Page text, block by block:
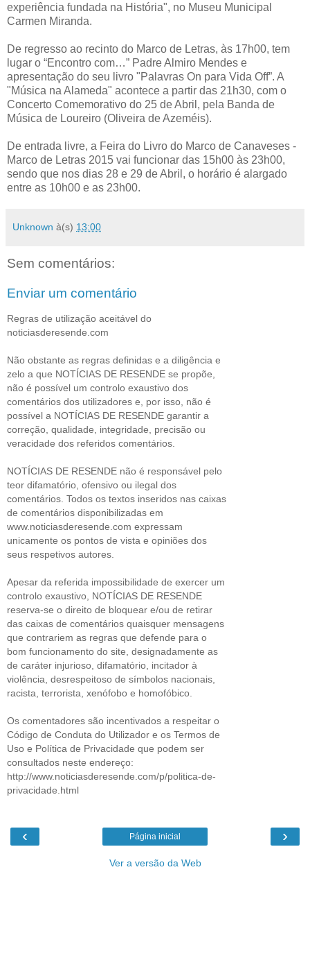
experiência fundada na História", no Museu Municipal
Carmen Miranda.
De regresso ao recinto do Marco de Letras, às 17h00, tem
lugar o “Encontro com…” Padre Almiro Mendes e
apresentação do seu livro "Palavras On para Vida Off”. A
"Música na Alameda" acontece a partir das 21h30, com o
Concerto Comemorativo do 25 de Abril, pela Banda de
Música de Loureiro (Oliveira de Azeméis).
De entrada livre, a Feira do Livro do Marco de Canaveses -
Marco de Letras 2015 vai funcionar das 15h00 às 23h00,
sendo que nos dias 28 e 29 de Abril, o horário é alargado
entre as 10h00 e as 23h00.
Unknown à(s) 13:00
Sem comentários:
Enviar um comentário
Regras de utilização aceitável do
noticiasderesende.com
Não obstante as regras definidas e a diligência e
zelo a que NOTÍCIAS DE RESENDE se propõe,
não é possível um controlo exaustivo dos
comentários dos utilizadores e, por isso, não é
possível a NOTÍCIAS DE RESENDE garantir a
correção, qualidade, integridade, precisão ou
veracidade dos referidos comentários.
NOTÍCIAS DE RESENDE não é responsável pelo
teor difamatório, ofensivo ou ilegal dos
comentários. Todos os textos inseridos nas caixas
de comentários disponibilizadas em
www.noticiasderesende.com expressam
unicamente os pontos de vista e opiniões dos
seus respetivos autores.
Apesar da referida impossibilidade de exercer um
controlo exaustivo, NOTÍCIAS DE RESENDE
reserva-se o direito de bloquear e/ou de retirar
das caixas de comentários quaisquer mensagens
que contrariem as regras que defende para o
bom funcionamento do site, designadamente as
de caráter injurioso, difamatório, incitador à
violência, desrespeitoso de símbolos nacionais,
racista, terrorista, xenófobo e homofóbico.
Os comentadores são incentivados a respeitar o
Código de Conduta do Utilizador e os Termos de
Uso e Política de Privacidade que podem ser
consultados neste endereço:
http://www.noticiasderesende.com/p/politica-de-
privacidade.html
‹ ›
Página inicial
Ver a versão da Web